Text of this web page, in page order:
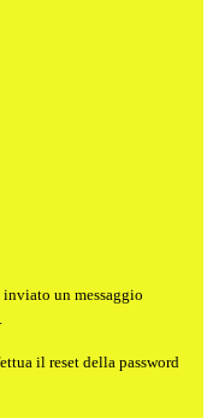
inviato un messaggio
il reset della password